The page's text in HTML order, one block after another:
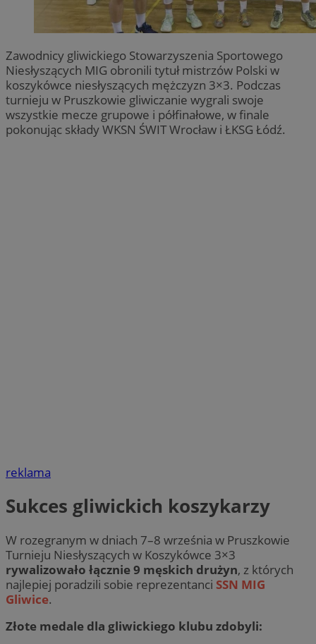
Zawodnicy gliwickiego Stowarzyszenia Sportowego
Niesłyszących MIG obronili tytuł mistrzów Polski w
koszykówce niesłyszących mężczyzn 3×3. Podczas
turnieju w Pruszkowie gliwiczanie wygrali swoje
wszystkie mecze grupowe i półfinałowe, w finale
pokonując składy WKSN ŚWIT Wrocław i ŁKSG Łódź.
reklama
Sukces gliwickich koszykarzy
W rozegranym w dniach 7–8 września w Pruszkowie
Turnieju Niesłyszących w Koszykówce 3×3
rywalizowało łącznie 9 męskich drużyn, z których
najlepiej poradzili sobie reprezentanci SSN MIG
Gliwice.
Złote medale dla gliwickiego klubu zdobyli: